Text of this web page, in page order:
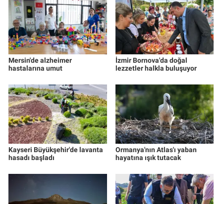
Mersin'de alzheimer
hastalarına umut
İzmir Bornova'da doğal
lezzetler halkla buluşuyor
Kayseri Büyükşehir'de lavanta
hasadı başladı
Ormanya'nın Atlas'ı yaban
hayatına ışık tutacak